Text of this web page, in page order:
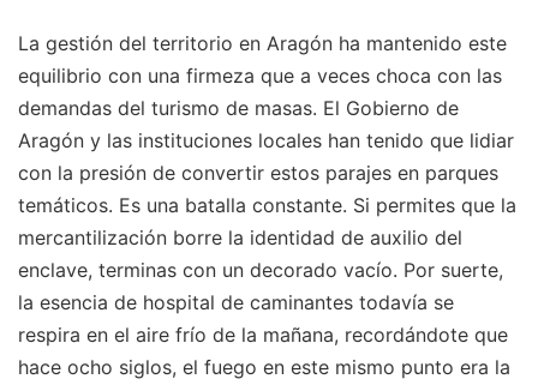
La gestión del territorio en Aragón ha mantenido este
equilibrio con una firmeza que a veces choca con las
demandas del turismo de masas. El Gobierno de
Aragón y las instituciones locales han tenido que lidiar
con la presión de convertir estos parajes en parques
temáticos. Es una batalla constante. Si permites que la
mercantilización borre la identidad de auxilio del
enclave, terminas con un decorado vacío. Por suerte,
la esencia de hospital de caminantes todavía se
respira en el aire frío de la mañana, recordándote que
hace ocho siglos, el fuego en este mismo punto era la